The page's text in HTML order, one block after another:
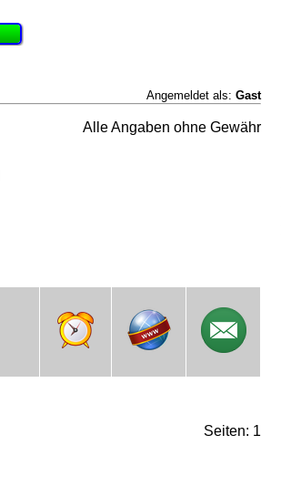
Angemeldet als: Gast
Alle Angaben ohne Gewähr
Seiten: 1